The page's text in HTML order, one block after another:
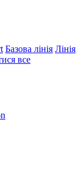
Базова лінія Лінія
все